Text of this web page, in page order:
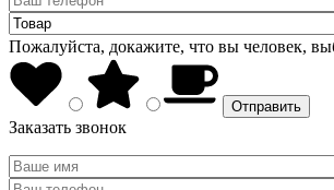
Пожалуйста, докажите, что вы человек,
Заказать звонок